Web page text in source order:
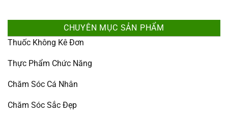
CHUYÊN MỤC SẢN PHẨM
Thuốc Không Kê Đơn
Thực Phẩm Chức Năng
Chăm Sóc Cá Nhân
Chăm Sóc Sắc Đẹp